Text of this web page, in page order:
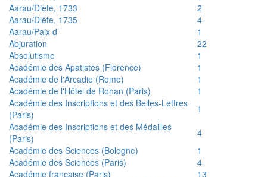
Aarau/Diète, 1733
2
Aarau/Diète, 1735
4
Aarau/Paix d’
1
Abjuration
22
Absolutisme
1
Académie des Apatistes (Florence)
1
Académie de l'Arcadie (Rome)
1
Académie de l'Hôtel de Rohan (Paris)
1
Académie des Inscriptions et des Belles-Lettres
(Paris)
1
Académie des Inscriptions et des Médailles
(Paris)
4
Académie des Sciences (Bologne)
1
Académie des Sciences (Paris)
4
Académie française (Paris)
13